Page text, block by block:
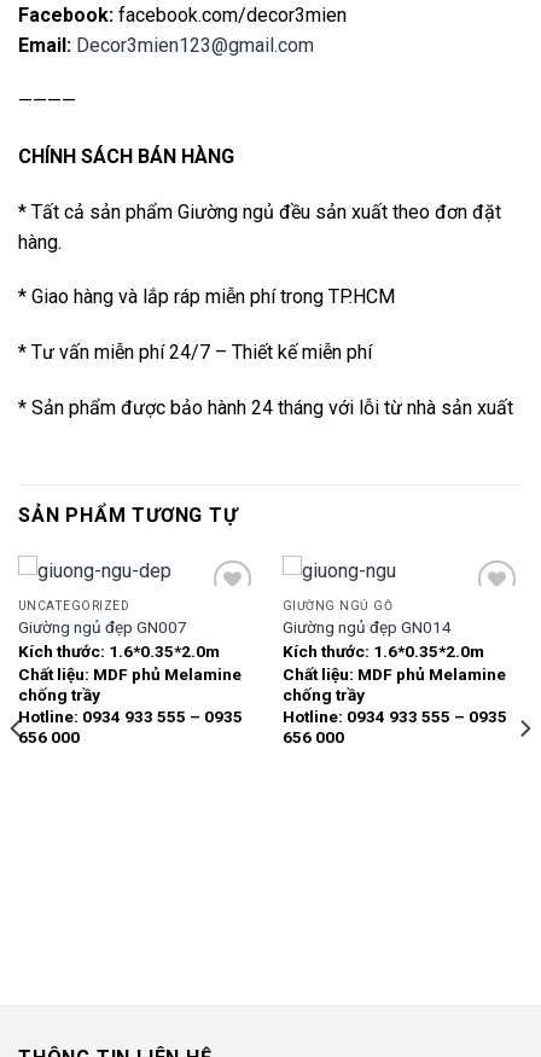
Facebook: facebook.com/decor3mien
Email: Decor3mien123@gmail.com
————
CHÍNH SÁCH BÁN HÀNG
* Tất cả sản phẩm Giường ngủ đều sản xuất theo đơn đặt
hàng.
* Giao hàng và lắp ráp miễn phí trong TP.HCM
* Tư vấn miễn phí 24/7 – Thiết kế miễn phí
* Sản phẩm được bảo hành 24 tháng với lỗi từ nhà sản xuất
SẢN PHẨM TƯƠNG TỰ
Add to
wishlist
UNCATEGORIZED
Giường ngủ đẹp GN007
Kích thước: 1.6*0.35*2.0m
Chất liệu: MDF phủ Melamine
chống trầy
Hotline: 0934 933 555 – 0935
656 000
Add to
wishlist
GIƯỜNG NGỦ GỖ
Giường ngủ đẹp GN014
Kích thước: 1.6*0.35*2.0m
Chất liệu: MDF phủ Melamine
chống trầy
Hotline: 0934 933 555 – 0935
656 000